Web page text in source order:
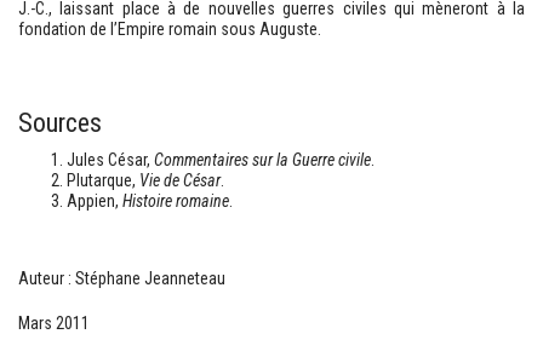
J.-C., laissant place à de nouvelles guerres civiles qui mèneront à la
fondation de l’Empire romain sous Auguste.
Sources
Jules César, Commentaires sur la Guerre civile
Plutarque, Vie de César.
Appien, Histoire romaine
Auteur : Stéphane Jeanneteau
Mars 2011